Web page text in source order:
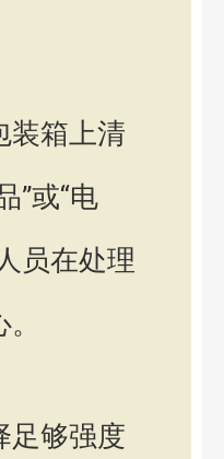
装箱上清
”或“电
员在处理
足够强度